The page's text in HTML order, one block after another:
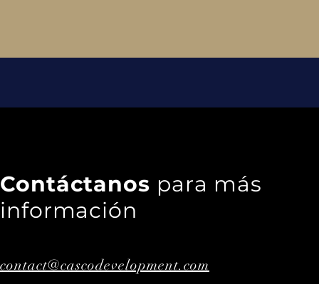
Contáctanos para más
información
contact@cascodevelopment.com